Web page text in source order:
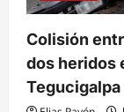
Colisión
dos heridos
Tegucigalpa